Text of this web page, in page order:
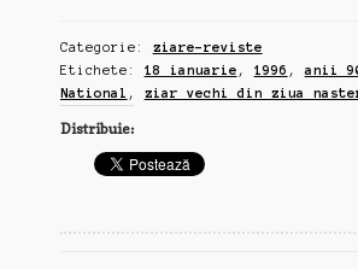
Categorie: ziare-reviste
Etichete: 18 ianuarie , 1996 ,anii
National , ziar vechi din ziua
Distribuie: